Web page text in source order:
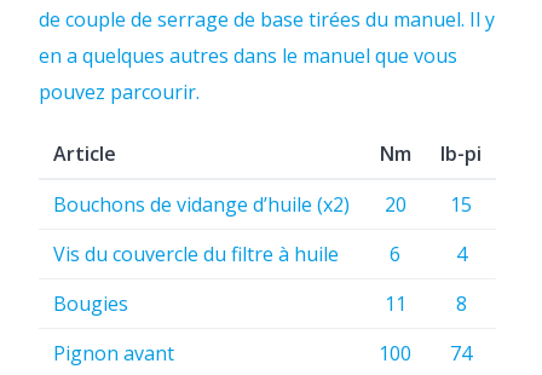
de couple de serrage de base tirées du manuel. Il y
en a quelques autres dans le manuel que vous
pouvez parcourir.
Article Nm
lb-pi
Bouchons de vidange d’huile (x2)
20
15
Vis du couvercle du filtre à huile
6
4
Bougies
11
8
Pignon avant
100 74